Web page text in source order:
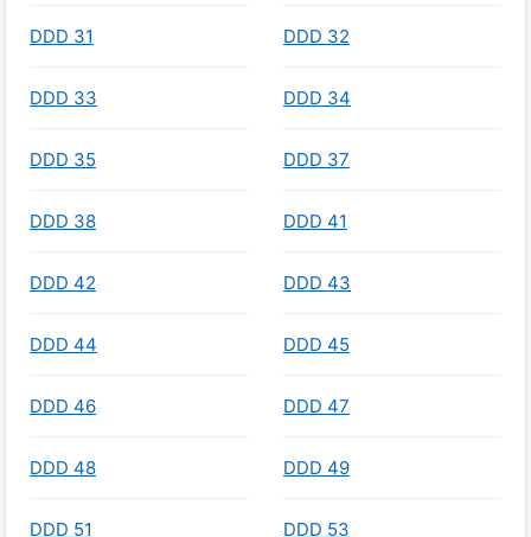
DDD 31 DDD 32
DDD 33 DDD 34
DDD 35 DDD 37
DDD 38 DDD 41
DDD 42 DDD 43
DDD 44 DDD 45
DDD 46 DDD 47
DDD 48 DDD 49
DDD 51 DDD 53